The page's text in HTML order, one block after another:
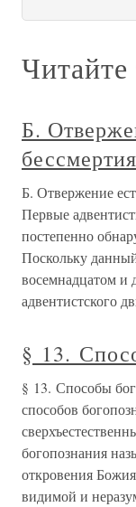
Б.
Б. Отвержение
Первые
постепенно
Поскольку
восемнадцатом и
адвентистского
§ 13.
§ 13. Способы
способов
богопознания
откровения
видимой и